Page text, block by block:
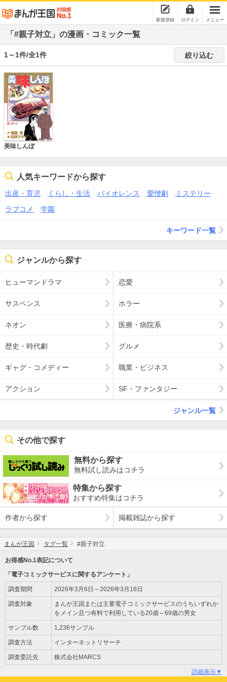
新規登録 ログイン メニュー
「#親子対立」の漫画・コミック一覧
1～1件/全1件 絞り込む
美味しんぼ
人気キーワードから探す
出産・育児 くらし・生活 バイオレンス 愛憎劇
ミステリー
ラブコメ
学園
キーワード一覧
ジャンルから探す
ヒューマンドラマ 恋愛
サスペンス ホラー
ネオン 医療・病院系
歴史・時代劇 グルメ
ギャグ・コメディー 職業・ビジネス
アクション SF・ファンタジー
ジャンル一覧
その他で探す
無料から探す
無料試し読みはコチラ
特集から探す
おすすめ特集はコチラ
作者から探す 掲載雑誌から探す
まんが王国 タグ一覧 #親子対立
お得感No.1表記について
「電子コミックサービスに関するアンケート」
調査期間 2026年3月6日～2026年3月18日
調査対象
まんが王国または主要電子コミックサービスのうちいずれか
をメイン且つ有料で利用している20歳～69歳の男女
サンプル数 1,236サンプル
調査方法 インターネットリサーチ
調査委託先 株式会社MARCS
詳細表示▼